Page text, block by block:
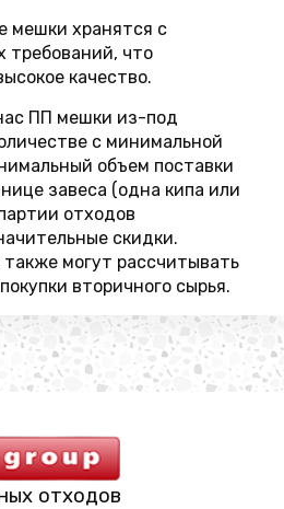
мешки хранятся с
требований, что
качество.
ПП мешки из-под
с минимальной
объем поставки
завеса (одна кипа или
отходов
скидки.
могут рассчитывать
вторичного сырья.
отходов